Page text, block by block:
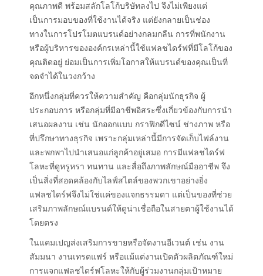
คุณภาพดี พร้อมสลักโลโก้บริษัทลงไป จึงไม่เพียงแต่
เป็นการมอบของที่ใช้งานได้จริง แต่ยังกลายเป็นช่อง
ทางในการโปรโมตแบรนด์อย่างกลมกลืน การที่พนักงาน
หรือผู้บริหารขององค์กรเหล่านี้ใช้แฟลชไดร์ฟที่มีโลโก้ของ
คุณติดอยู่ ย่อมเป็นการเพิ่มโอกาสให้แบรนด์ของคุณเป็นที่
จดจำได้ในวงกว้าง
อีกหนึ่งกลุ่มที่ควรให้ความสำคัญ คือกลุ่มนักธุรกิจ ผู้
ประกอบการ หรือกลุ่มที่มีอาชีพอิสระซึ่งเกี่ยวข้องกับการนำ
เสนอผลงาน เช่น นักออกแบบ กราฟิกดีไซน์ ช่างภาพ หรือ
ที่ปรึกษาทางธุรกิจ เพราะกลุ่มเหล่านี้มีการจัดเก็บไฟล์งาน
และพกพาไปนำเสนอแก่ลูกค้าอยู่เสมอ การมีแฟลชไดร์ฟ
โลหะที่ดูหรูหรา ทนทาน และสื่อถึงภาพลักษณ์มืออาชีพ จึง
เป็นสิ่งที่สอดคล้องกับไลฟ์สไตล์ของพวกเขาอย่างยิ่ง
แฟลชไดร์ฟจึงไม่ใช่แค่ของแจกธรรมดา แต่เป็นของที่ช่วย
เสริมภาพลักษณ์แบรนด์ให้ดูน่าเชื่อถือในสายตาผู้ใช้งานได้
โดยตรง
ในแคมเปญส่งเสริมการขายหรือจัดงานอีเวนต์ เช่น งาน
สัมมนา งานเทรดแฟร์ หรือแม้แต่งานเปิดตัวผลิตภัณฑ์ใหม่
การแจกแฟลชไดร์ฟโลหะให้กับผู้ร่วมงานกลุ่มเป้าหมาย